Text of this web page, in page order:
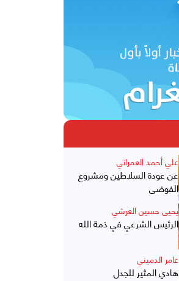
علي أحمد العمراني
عن عودة السلاطين ومشروع
الفوضى
يحيى حسين العرشي
الرئيس الشرعي في ذمة الله
عامر الدميني
هادي المثير للجدل